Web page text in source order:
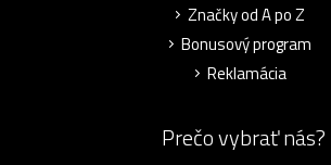
Značky od A po Z
Bonusový program
Reklamácia
Prečo vybrať nás?